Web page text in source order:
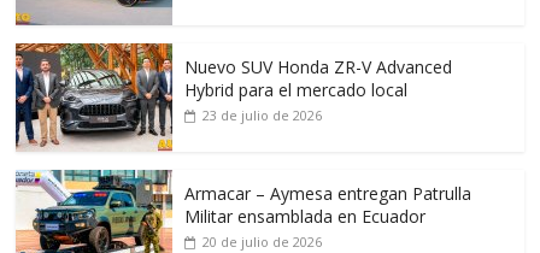
Nuevo SUV Honda ZR-V Advanced
Hybrid para el mercado local
23 de julio de 2026
Armacar – Aymesa entregan Patrulla
Militar ensamblada en Ecuador
20 de julio de 2026